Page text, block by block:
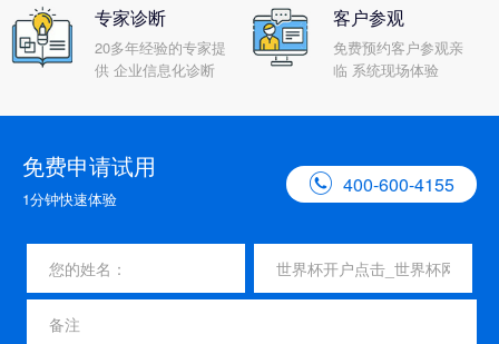
专家诊断
20多年经验的专家提
供 企业信息化诊断
客户参观
免费预约客户参观亲
临 系统现场体验
免费申请试用
1分钟快速体验
 400-600-4155